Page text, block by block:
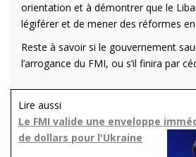
orientation et à démontrer que le
légiférer et de mener des réformes
Reste à savoir si le gouvernement
l’arrogance du FMI, ou s’il finira par
Lire aussi
Le FMI valide une enveloppe
de dollars pour l'Ukraine